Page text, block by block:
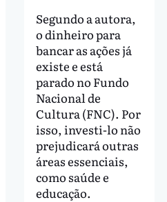
Segundo a autora,
o dinheiro para
bancar as ações já
existe e está
parado no Fundo
Nacional de
Cultura (FNC). Por
isso, investi-lo não
prejudicará outras
áreas essenciais,
como saúde e
educação.